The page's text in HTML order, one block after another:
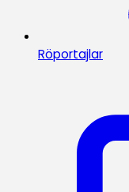
Röportajlar